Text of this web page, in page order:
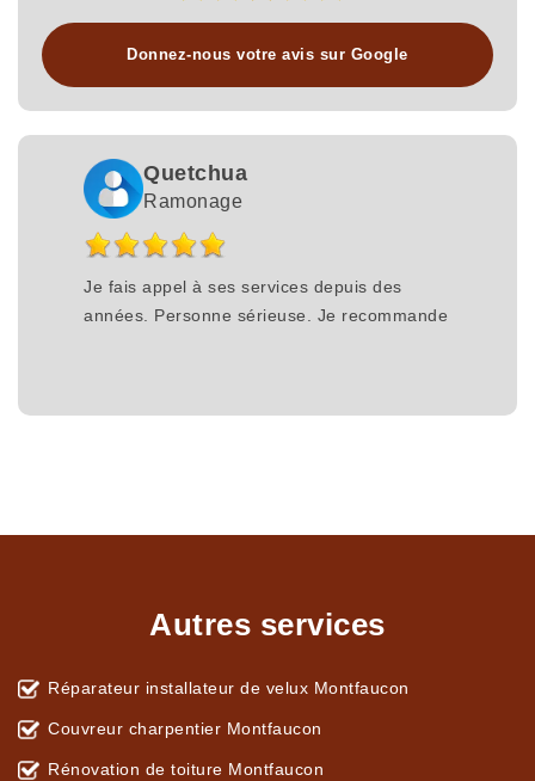
Donnez-nous votre avis sur Google
Quetchua
Ramonage
Je fais appel à ses services depuis des
années. Personne sérieuse. Je recommande
Autres services
Réparateur installateur de velux Montfaucon
Couvreur charpentier Montfaucon
Rénovation de toiture Montfaucon